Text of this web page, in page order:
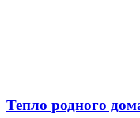
Тепло родного